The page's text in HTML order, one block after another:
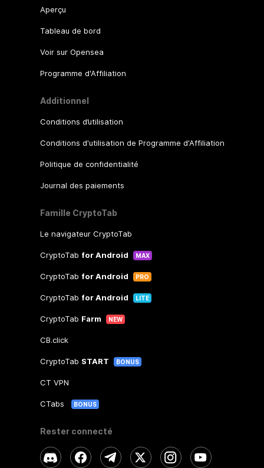
Aperçu
Tableau de bord
Voir sur Opensea
Programme d'Affiliation
Additionnel
Conditions d’utilisation
Conditions d'utilisation de Programme d'Affiliation
Politique de confidentialité
Journal des paiements
Famille CryptoTab
Le navigateur CryptoTab
CryptoTab for Android MAX
CryptoTab for Android PRO
CryptoTab for Android LITE
CryptoTab Farm NEW
CB.click
CryptoTab START BONUS
CT VPN
CTabs BONUS
Rester connecté